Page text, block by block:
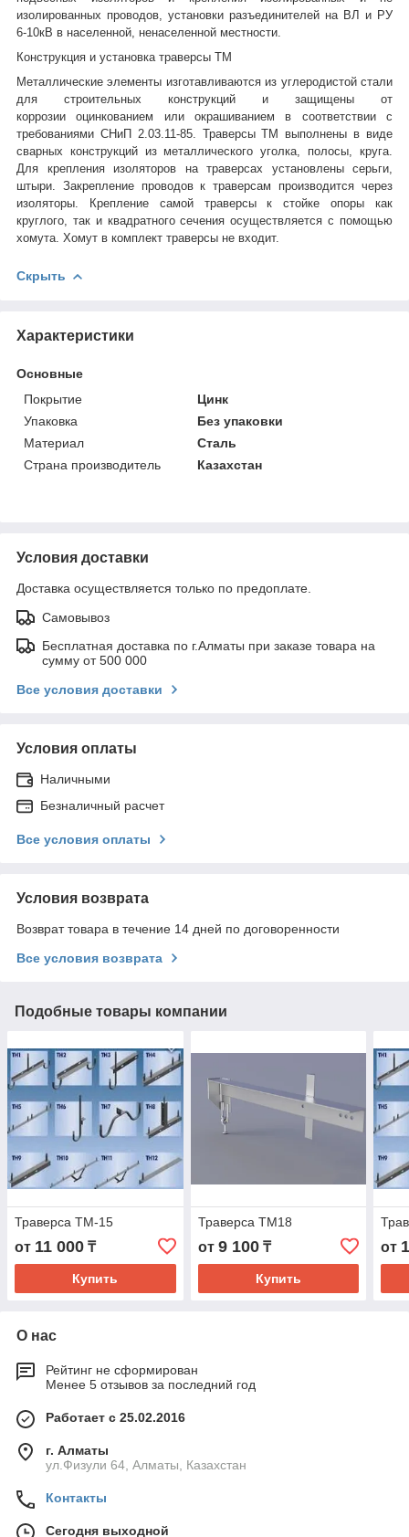
изолированных проводов, установки разъединителей на ВЛ и РУ
6-10кВ в населенной, ненаселенной местности.
Конструкция и установка траверсы ТМ
Металлические элементы изготавливаются из углеродистой стали
для строительных конструкций и защищены от
коррозии оцинкованием или окрашиванием в соответствии с
требованиями СНиП 2.03.11-85. Траверсы ТМ выполнены в виде
сварных конструкций из металлического уголка, полосы, круга.
Для крепления изоляторов на траверсах установлены серьги,
штыри. Закрепление проводов к траверсам производится через
изоляторы. Крепление самой траверсы к стойке опоры как
круглого, так и квадратного сечения осуществляется с помощью
хомута. Хомут в комплект траверсы не входит.
Скрыть
Характеристики
Основные
Покрытие
Цинк
Упаковка
Без упаковки
Материал
Сталь
Страна производитель
Казахстан
Условия доставки
Доставка осуществляется только по предоплате.
Самовывоз
Бесплатная доставка по г.Алматы при заказе товара на
сумму от 500 000
Все условия доставки
Условия оплаты
Наличными
Безналичный расчет
Все условия оплаты
Условия возврата
Возврат товара в течение 14 дней по договоренности
Все условия возврата
Подобные товары компании
Траверса ТМ-15
от 11 000 ₸
Купить
Траверса ТМ18
от 9 100₸
Купить
от
О нас
Рейтинг не сформирован
Менее 5 отзывов за последний год
Работает с 25.02.2016
г. Алматы
ул.Физули 64, Алматы, Казахстан
Контакты
Сегодня выходной